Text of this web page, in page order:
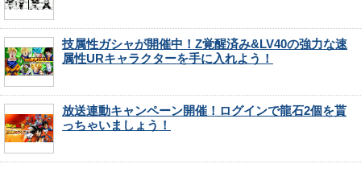
技属性ガシャが開催中！Z覚醒済み&LV40の強力な速
属性URキャラクターを手に入れよう！
放送連動キャンペーン開催！ログインで龍石2個を貰
っちゃいましょう！